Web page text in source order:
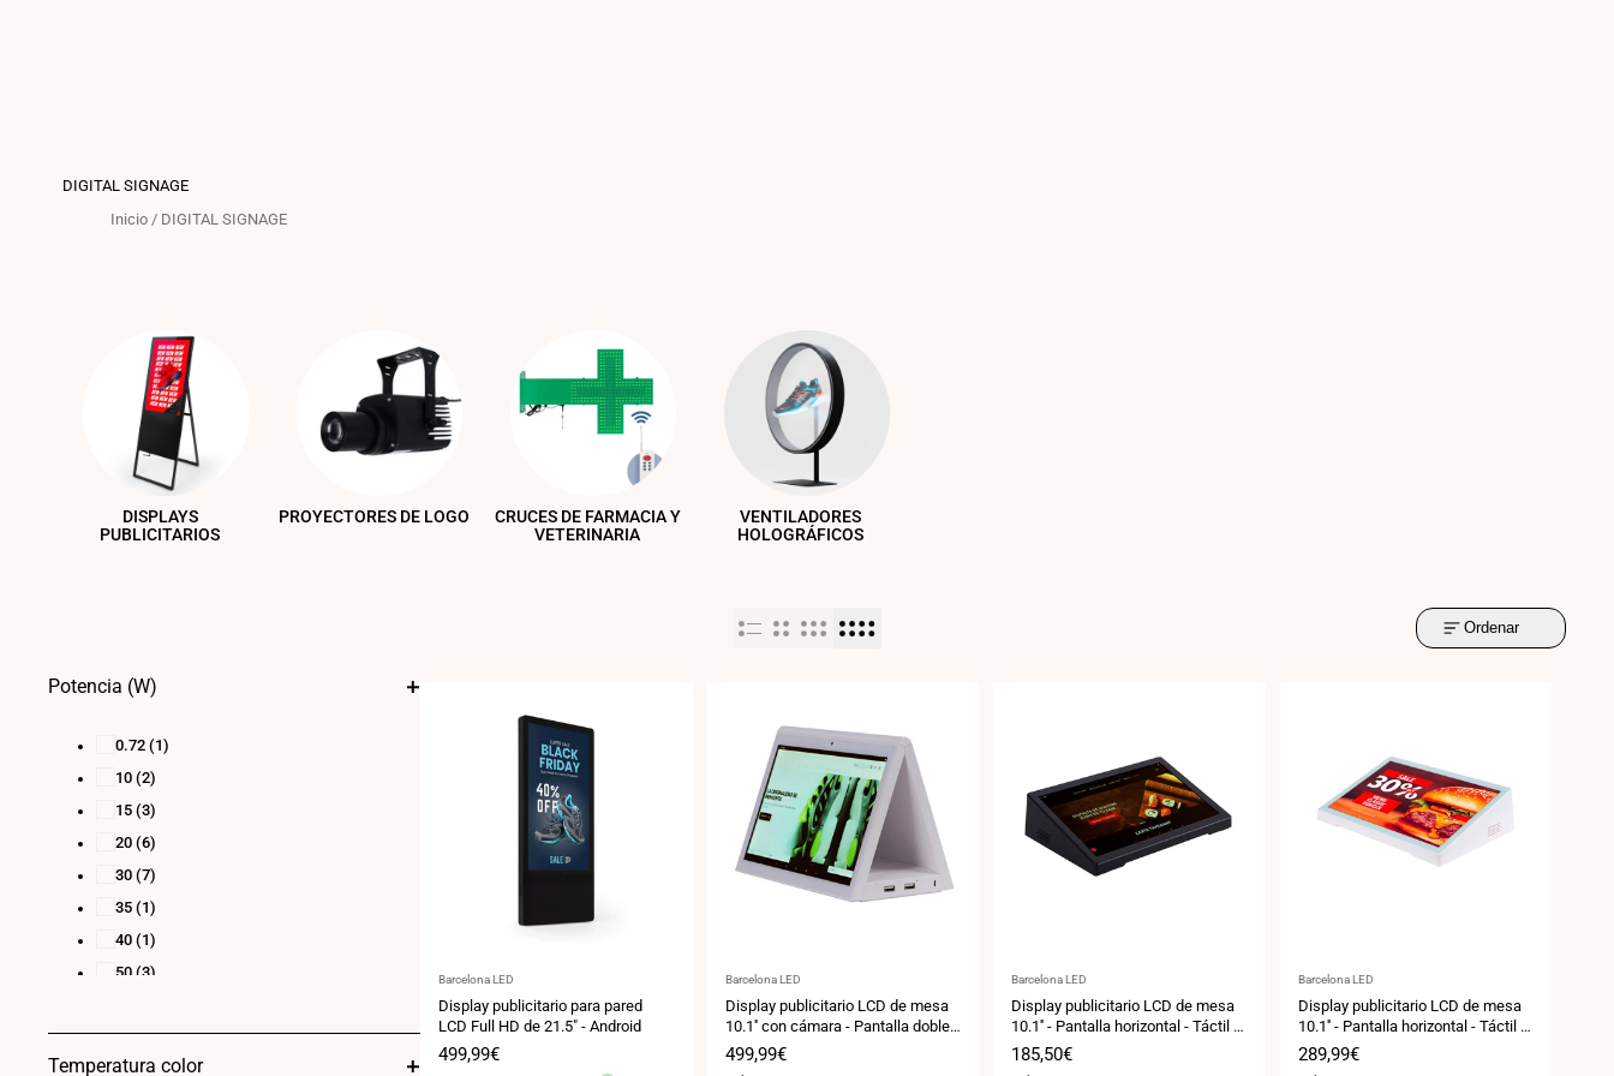
DIGITAL SIGNAGE
Inicio / DIGITAL SIGNAGE
DISPLAYS
PUBLICITARIOS
PROYECTORES DE LOGO
CRUCES DE FARMACIA Y
VETERINARIA
VENTILADORES
HOLOGRÁFICOS
Ordenar
Proveedor:
Barcelona LED
Display publicitario para pared
LCD Full HD de 21.5" - Android
Precio
499,99€
Proveedor:
Barcelona LED
Display publicitario LCD de mesa
10.1'' con cámara - Pantalla doble -
Táctil - Android 10
Precio
499,99€
Proveedor:
Barcelona LED
Display publicitario LCD de mesa
10.1'' - Pantalla horizontal - Táctil -
Android 10
Precio
185,50€
Proveedor:
Barcelona LED
Display publicitario LCD de mesa
10.1'' - Pantalla horizontal - Táctil -
Android 11
Precio
289,99€
Potencia (W)
0.72 (1)
10 (2)
15 (3)
20 (6)
30 (7)
35 (1)
40 (1)
50 (3)
72 (3)
80 (1)
Temperatura color